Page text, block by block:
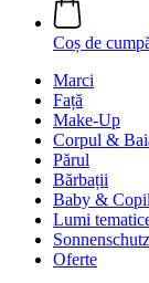
Coș de
Marci
Față
Make-Up
Corpul &
Părul
Bărbații
Baby & Copil
Lumi
Sonnenschutz
Oferte